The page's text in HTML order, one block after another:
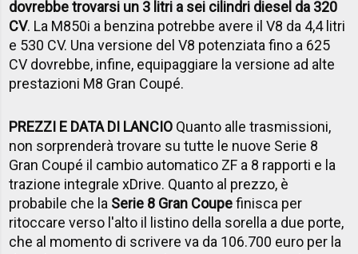
dovrebbe trovarsi un 3 litri a sei cilindri diesel da 320
CV. La M850i a benzina potrebbe avere il V8 da 4,4 litri
e 530 CV. Una versione del V8 potenziata fino a 625
CV dovrebbe, infine, equipaggiare la versione ad alte
prestazioni M8 Gran Coupé.
PREZZI E DATA DI LANCIO Quanto alle trasmissioni,
non sorprenderà trovare su tutte le nuove Serie 8
Gran Coupé il cambio automatico ZF a 8 rapporti e la
trazione integrale xDrive. Quanto al prezzo, è
probabile che la Serie 8 Gran Coupefinisca per
ritoccare verso l'alto il listino della sorella a due porte,
che al momento di scrivere va da 106.700 euro per la